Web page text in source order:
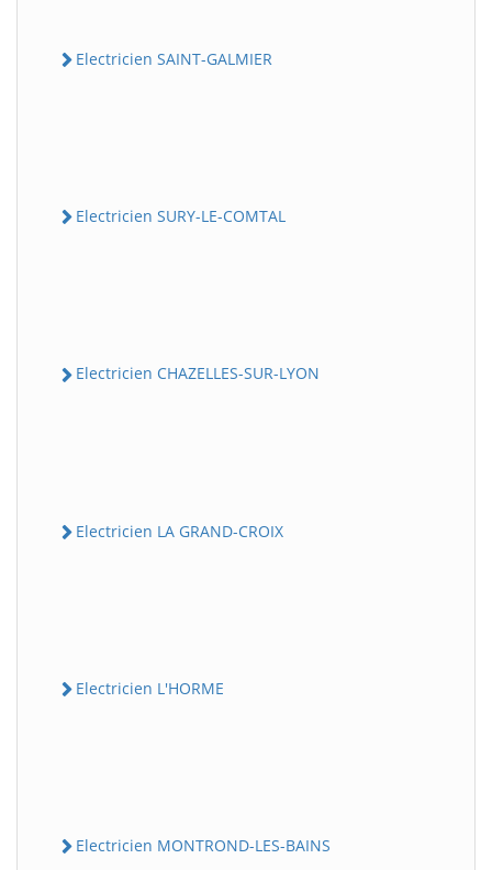
Electricien SAINT-GALMIER
Electricien SURY-LE-COMTAL
Electricien CHAZELLES-SUR-LYON
Electricien LA GRAND-CROIX
Electricien L'HORME
Electricien MONTROND-LES-BAINS